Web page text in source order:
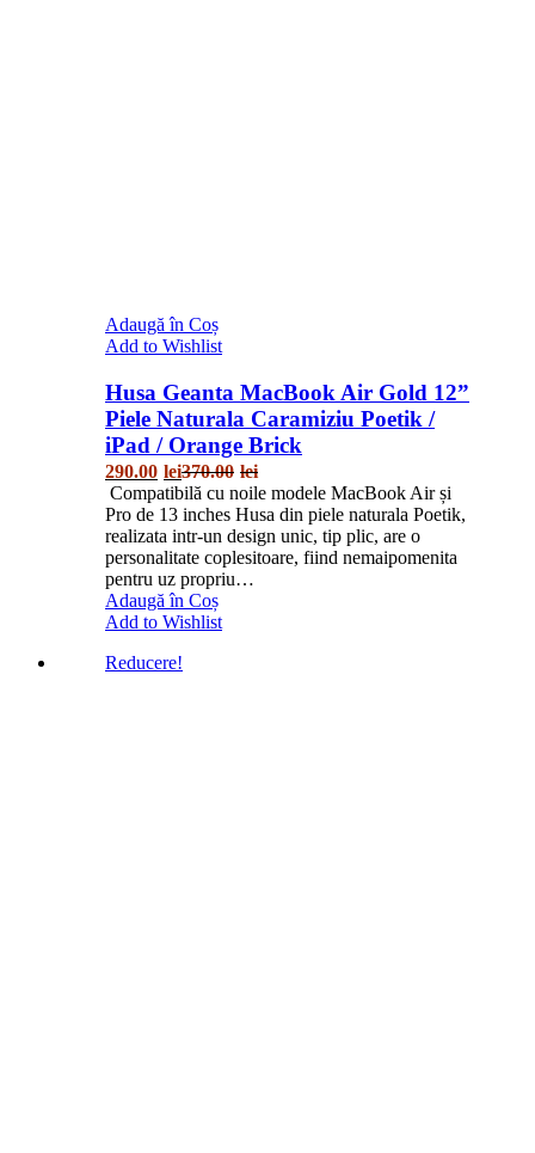
Adaugă în Coș
Add to Wishlist
Husa Geanta MacBook Air Gold 12”
Piele Naturala Caramiziu Poetik /
iPad / Orange Brick
290.00 lei370.00 lei
Compatibilă cu noile modele MacBook Air și
Pro de 13 inches Husa din piele naturala Poetik,
realizata intr-un design unic, tip plic, are o
personalitate coplesitoare, fiind nemaipomenita
pentru uz propriu…
Adaugă în Coș
Add to Wishlist
Reducere!